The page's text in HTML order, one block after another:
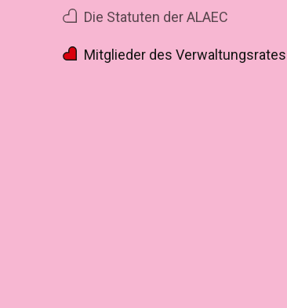
Die Statuten der ALAEC
Mitglieder des Verwaltungsrates